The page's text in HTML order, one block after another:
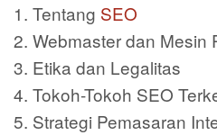
1. Tentang SEO
2. Webmaster dan Mesin
3. Etika dan Legalitas
4. Tokoh-Tokoh SEO
5. Strategi Pemasaran